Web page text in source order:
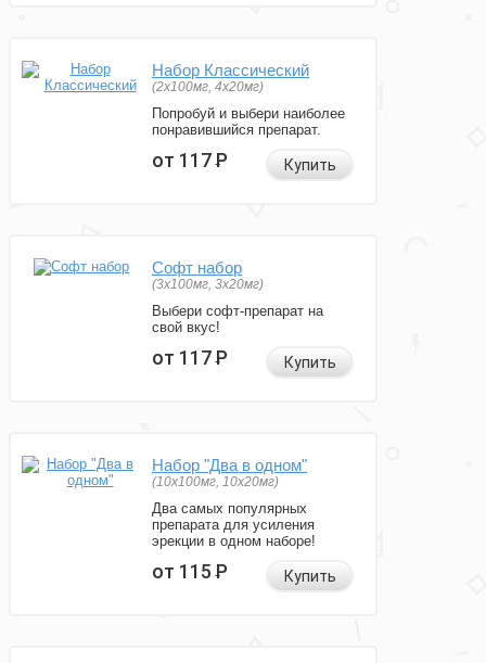
Набор Классический
(2x100мг, 4x20мг)
Попробуй и выбери наиболее
понравившийся препарат.
от 117Р Купить
Софт набор
(3x100мг, 3x20мг)
Выбери софт-препарат на
свой вкус!
от 117Р Купить
Набор "Два в одном"
(10x100мг, 10x20мг)
Два самых популярных
препарата для усиления
эрекции в одном наборе!
от 115Р Купить